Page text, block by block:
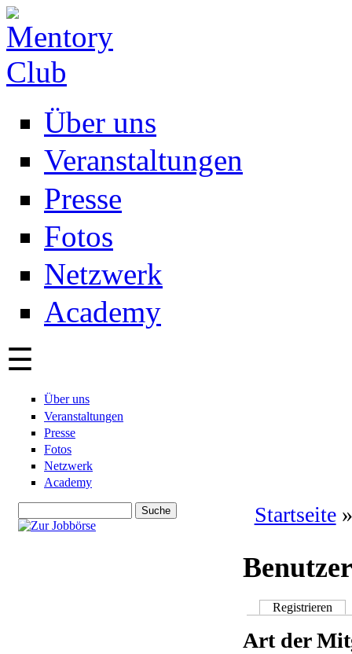
Direkt zum Inhalt
Über uns
Veranstaltungen
Presse
Fotos
Netzwerk
Academy
☰
Über uns
Veranstaltungen
Presse
Fotos
Netzwerk
Academy
Suchformular Sie sind
Startseite
Registrieren
Art der